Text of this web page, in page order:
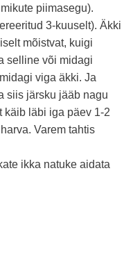
piimasegu).
3-kuuselt). Äkki
mõistvat, kuigi
selline või midagi
viga äkki. Ja
siis järsku jääb nagu
käib läbi iga päev 1-2
Varem tahtis
ikka natuke aidata